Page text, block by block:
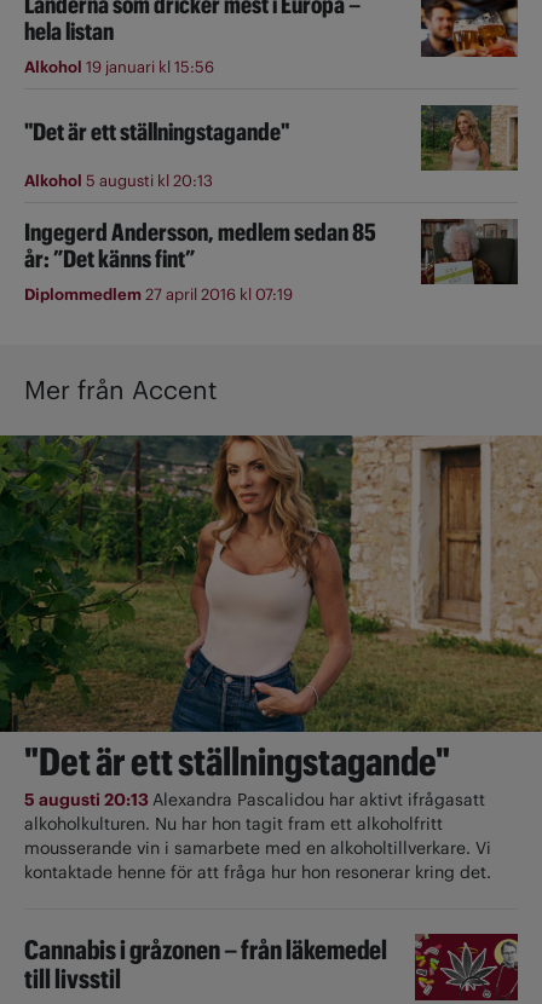
hela listan
Alkohol 19 januari kl 15:56
"Det är ett ställningstagande"
Alkohol 5 augusti kl 20:13
Ingegerd Andersson, medlem sedan 85
år: ”Det känns fint”
Diplommedlem27 april 2016 kl 07:19
Mer från Accent
"Det är ett ställningstagande"
5 augusti 20:13 Alexandra Pascalidou har aktivt ifrågasatt
alkoholkulturen. Nu har hon tagit fram ett alkoholfritt
mousserande vin i samarbete med en alkoholtillverkare. Vi
kontaktade henne för att fråga hur hon resonerar kring det.
Cannabis i gråzonen – från läkemedel
till livsstil